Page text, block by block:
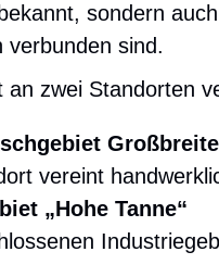
sondern
verbunden sind.
an zwei Standorten
vereint
„Hohe Tanne“